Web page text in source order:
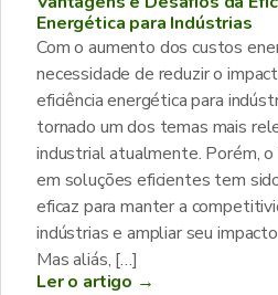
Energética para Indústrias
Com o aumento dos custos
necessidade de reduzir o
eficiência energética para
tornado um dos temas mais
industrial atualmente. Porém,
em soluções eficientes tem
eficaz para manter a
indústrias e ampliar seu
Mas aliás, […]
Ler o artigo →